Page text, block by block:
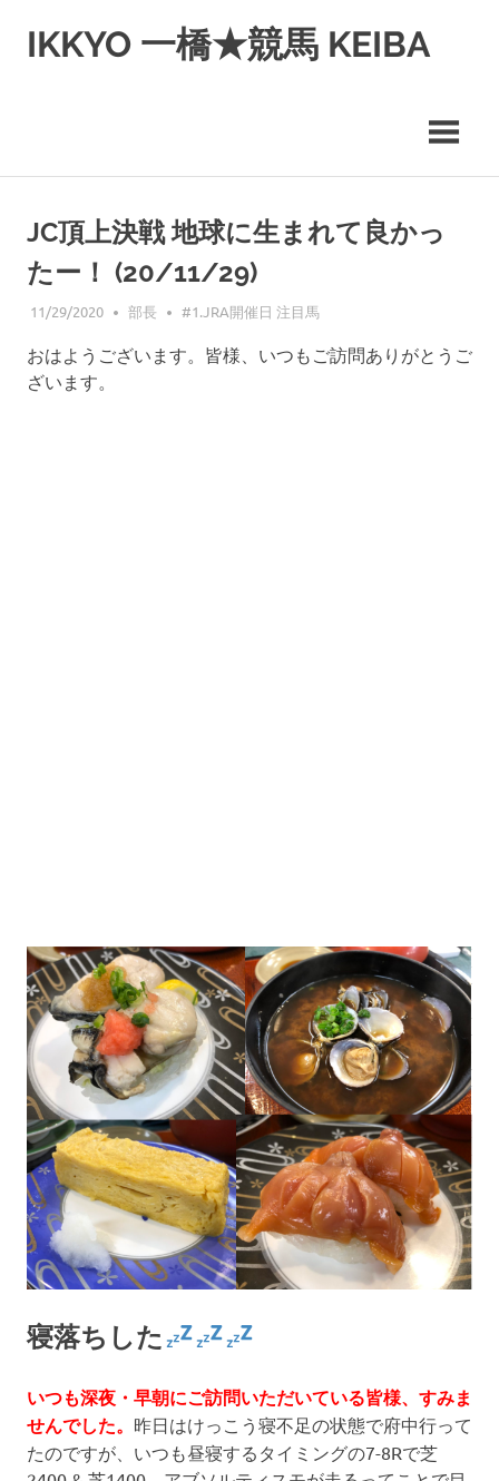
ス
IKKYO 一橋★競馬 KEIBA
JC頂上決戦 地球に生まれて良かっ
たー！ (20/11/29)
11/29/2020 部長 #1.JRA開催日 注目馬
おはようございます。皆様、いつもご訪問ありがとうご
ざいます。
寝落ちした
いつも深夜・早朝にご訪問いただいている皆様、すみま
せんでした。 昨日はけっこう寝不足の状態で府中行って
たのですが、いつも昼寝するタイミングの7-8Rで芝